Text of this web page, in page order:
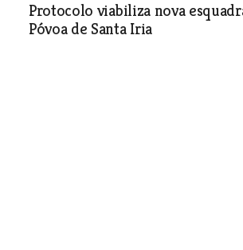
Protocolo viabiliza nova
Póvoa de Santa Iria